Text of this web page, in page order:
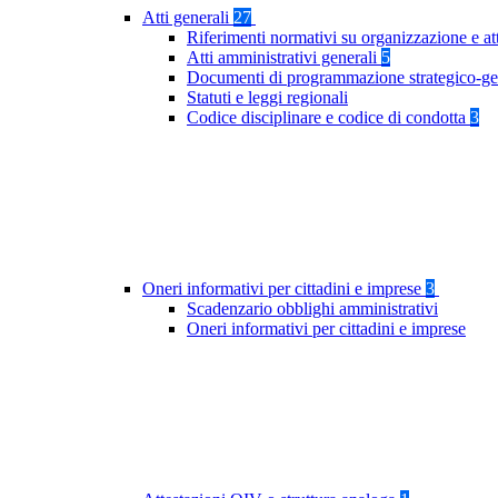
Atti generali 27
Riferimenti normativi su organizzazione e
Atti amministrativi generali 5
Documenti di programmazione strategico-
Statuti e leggi regionali
Codice disciplinare e codice di condotta 3
Oneri informativi per cittadini e imprese 3
Scadenzario obblighi amministrativi
Oneri informativi per cittadini e imprese